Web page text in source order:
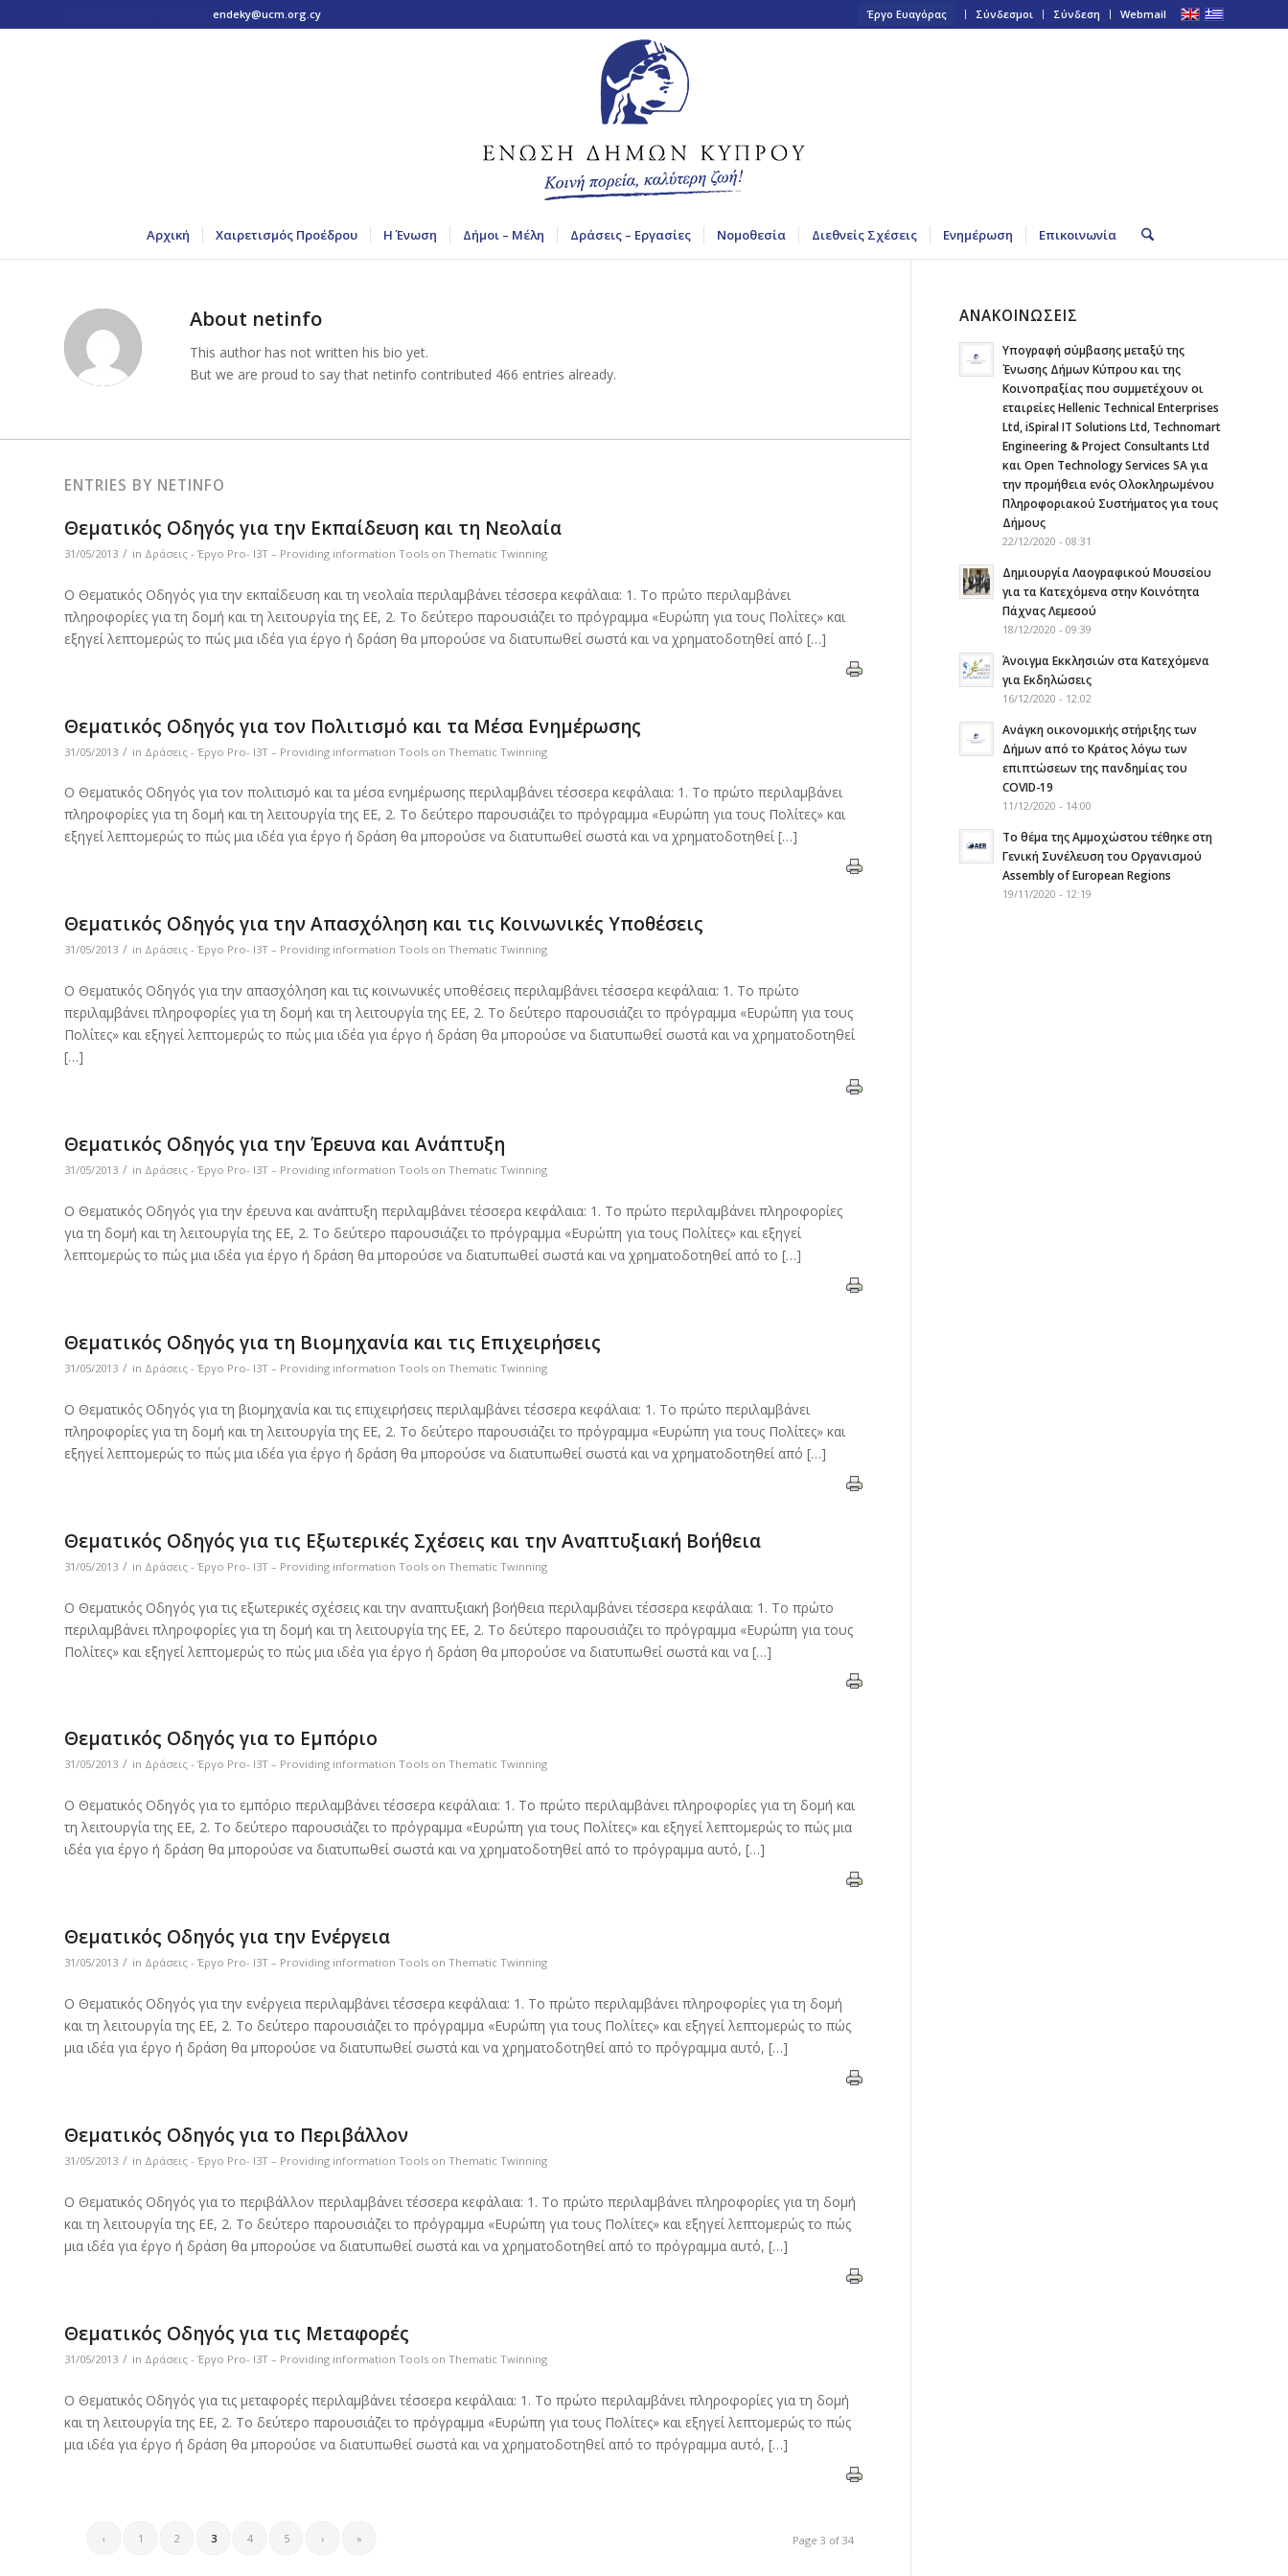
Έργο Ευαγόρας Σύνδεσμοι Σύνδεση Webmail
endeky@ucm.org.cy
Αρχική Χαιρετισμός Προέδρου Η Ένωση Δήμοι – Μέλη Δράσεις – Εργασίες Νομοθεσία Διεθνείς Σχέσεις Ενημέρωση Επικοινωνία
About netinfo
This author has not written his bio yet.
But we are proud to say that netinfo contributed 466 entries already.
ENTRIES BY NETINFO
Θεματικός Οδηγός για την Εκπαίδευση και τη Νεολαία
31/05/2013 / in Δράσεις - Έργο Pro- I3T – Providing information Tools on Thematic Twinning
Ο Θεματικός Οδηγός για την εκπαίδευση και τη νεολαία περιλαμβάνει τέσσερα κεφάλαια: 1. Το πρώτο περιλαμβάνει
πληροφορίες για τη δομή και τη λειτουργία της ΕΕ, 2. Το δεύτερο παρουσιάζει το πρόγραμμα «Ευρώπη για τους Πολίτες» και
εξηγεί λεπτομερώς το πώς μια ιδέα για έργο ή δράση θα μπορούσε να διατυπωθεί σωστά και να χρηματοδοτηθεί από […]
Θεματικός Οδηγός για τον Πολιτισμό και τα Μέσα Ενημέρωσης
31/05/2013 / in Δράσεις - Έργο Pro- I3T – Providing information Tools on Thematic Twinning
Ο Θεματικός Οδηγός για τον πολιτισμό και τα μέσα ενημέρωσης περιλαμβάνει τέσσερα κεφάλαια: 1. Το πρώτο περιλαμβάνει
πληροφορίες για τη δομή και τη λειτουργία της ΕΕ, 2. Το δεύτερο παρουσιάζει το πρόγραμμα «Ευρώπη για τους Πολίτες» και
εξηγεί λεπτομερώς το πώς μια ιδέα για έργο ή δράση θα μπορούσε να διατυπωθεί σωστά και να χρηματοδοτηθεί […]
Θεματικός Οδηγός για την Απασχόληση και τις Κοινωνικές Υποθέσεις
31/05/2013 / in Δράσεις - Έργο Pro- I3T – Providing information Tools on Thematic Twinning
Ο Θεματικός Οδηγός για την απασχόληση και τις κοινωνικές υποθέσεις περιλαμβάνει τέσσερα κεφάλαια: 1. Το πρώτο
περιλαμβάνει πληροφορίες για τη δομή και τη λειτουργία της ΕΕ, 2. Το δεύτερο παρουσιάζει το πρόγραμμα «Ευρώπη για τους
Πολίτες» και εξηγεί λεπτομερώς το πώς μια ιδέα για έργο ή δράση θα μπορούσε να διατυπωθεί σωστά και να χρηματοδοτηθεί
[…]
Θεματικός Οδηγός για την Έρευνα και Ανάπτυξη
31/05/2013 / in Δράσεις - Έργο Pro- I3T – Providing information Tools on Thematic Twinning
Ο Θεματικός Οδηγός για την έρευνα και ανάπτυξη περιλαμβάνει τέσσερα κεφάλαια: 1. Το πρώτο περιλαμβάνει πληροφορίες
για τη δομή και τη λειτουργία της ΕΕ, 2. Το δεύτερο παρουσιάζει το πρόγραμμα «Ευρώπη για τους Πολίτες» και εξηγεί
λεπτομερώς το πώς μια ιδέα για έργο ή δράση θα μπορούσε να διατυπωθεί σωστά και να χρηματοδοτηθεί από το […]
Θεματικός Οδηγός για τη Βιομηχανία και τις Επιχειρήσεις
31/05/2013 / in Δράσεις - Έργο Pro- I3T – Providing information Tools on Thematic Twinning
Ο Θεματικός Οδηγός για τη βιομηχανία και τις επιχειρήσεις περιλαμβάνει τέσσερα κεφάλαια: 1. Το πρώτο περιλαμβάνει
πληροφορίες για τη δομή και τη λειτουργία της ΕΕ, 2. Το δεύτερο παρουσιάζει το πρόγραμμα «Ευρώπη για τους Πολίτες» και
εξηγεί λεπτομερώς το πώς μια ιδέα για έργο ή δράση θα μπορούσε να διατυπωθεί σωστά και να χρηματοδοτηθεί από […]
Θεματικός Οδηγός για τις Εξωτερικές Σχέσεις και την Αναπτυξιακή Βοήθεια
31/05/2013 / in Δράσεις - Έργο Pro- I3T – Providing information Tools on Thematic Twinning
Ο Θεματικός Οδηγός για τις εξωτερικές σχέσεις και την αναπτυξιακή βοήθεια περιλαμβάνει τέσσερα κεφάλαια: 1. Το πρώτο
περιλαμβάνει πληροφορίες για τη δομή και τη λειτουργία της ΕΕ, 2. Το δεύτερο παρουσιάζει το πρόγραμμα «Ευρώπη για τους
Πολίτες» και εξηγεί λεπτομερώς το πώς μια ιδέα για έργο ή δράση θα μπορούσε να διατυπωθεί σωστά και να […]
Θεματικός Οδηγός για το Εμπόριο
31/05/2013 / in Δράσεις - Έργο Pro- I3T – Providing information Tools on Thematic Twinning
Ο Θεματικός Οδηγός για το εμπόριο περιλαμβάνει τέσσερα κεφάλαια: 1. Το πρώτο περιλαμβάνει πληροφορίες για τη δομή και
τη λειτουργία της ΕΕ, 2. Το δεύτερο παρουσιάζει το πρόγραμμα «Ευρώπη για τους Πολίτες» και εξηγεί λεπτομερώς το πώς μια
ιδέα για έργο ή δράση θα μπορούσε να διατυπωθεί σωστά και να χρηματοδοτηθεί από το πρόγραμμα αυτό, […]
Θεματικός Οδηγός για την Ενέργεια
31/05/2013 / in Δράσεις - Έργο Pro- I3T – Providing information Tools on Thematic Twinning
Ο Θεματικός Οδηγός για την ενέργεια περιλαμβάνει τέσσερα κεφάλαια: 1. Το πρώτο περιλαμβάνει πληροφορίες για τη δομή
και τη λειτουργία της ΕΕ, 2. Το δεύτερο παρουσιάζει το πρόγραμμα «Ευρώπη για τους Πολίτες» και εξηγεί λεπτομερώς το πώς
μια ιδέα για έργο ή δράση θα μπορούσε να διατυπωθεί σωστά και να χρηματοδοτηθεί από το πρόγραμμα αυτό, […]
Θεματικός Οδηγός για το Περιβάλλον
31/05/2013 / in Δράσεις - Έργο Pro- I3T – Providing information Tools on Thematic Twinning
Ο Θεματικός Οδηγός για το περιβάλλον περιλαμβάνει τέσσερα κεφάλαια: 1. Το πρώτο περιλαμβάνει πληροφορίες για τη δομή
και τη λειτουργία της ΕΕ, 2. Το δεύτερο παρουσιάζει το πρόγραμμα «Ευρώπη για τους Πολίτες» και εξηγεί λεπτομερώς το πώς
μια ιδέα για έργο ή δράση θα μπορούσε να διατυπωθεί σωστά και να χρηματοδοτηθεί από το πρόγραμμα αυτό, […]
Θεματικός Οδηγός για τις Μεταφορές
31/05/2013 / in Δράσεις - Έργο Pro- I3T – Providing information Tools on Thematic Twinning
Ο Θεματικός Οδηγός για τις μεταφορές περιλαμβάνει τέσσερα κεφάλαια: 1. Το πρώτο περιλαμβάνει πληροφορίες για τη δομή
και τη λειτουργία της ΕΕ, 2. Το δεύτερο παρουσιάζει το πρόγραμμα «Ευρώπη για τους Πολίτες» και εξηγεί λεπτομερώς το πώς
μια ιδέα για έργο ή δράση θα μπορούσε να διατυπωθεί σωστά και να χρηματοδοτηθεί από το πρόγραμμα αυτό, […]
Page 3 of 34
‹ 1 2 3 4 5 › »
ΑΝΑΚΟΙΝΩΣΕΙΣ
Υπογραφή σύμβασης μεταξύ της
Ένωσης Δήμων Κύπρου και της
Κοινοπραξίας που συμμετέχουν οι
εταιρείες Hellenic Technical Enterprises
Ltd, iSpiral IT Solutions Ltd, Technomart
Engineering & Project Consultants Ltd
και Open Technology Services SA για
την προμήθεια ενός Ολοκληρωμένου
Πληροφοριακού Συστήματος για τους
Δήμους
22/12/2020 - 08:31
Δημιουργία Λαογραφικού Μουσείου
για τα Κατεχόμενα στην Κοινότητα
Πάχνας Λεμεσού
18/12/2020 - 09:39
Άνοιγμα Εκκλησιών στα Κατεχόμενα
για Εκδηλώσεις
16/12/2020 - 12:02
Ανάγκη οικονομικής στήριξης των
Δήμων από το Κράτος λόγω των
επιπτώσεων της πανδημίας του
COVID-19
11/12/2020 - 14:00
Το θέμα της Αμμοχώστου τέθηκε στη
Γενική Συνέλευση του Οργανισμού
Assembly of European Regions
19/11/2020 - 12:19